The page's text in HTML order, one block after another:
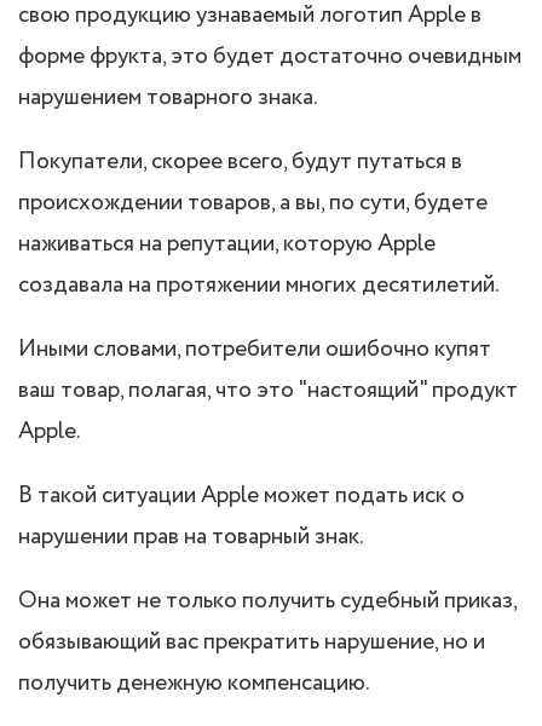
свою продукцию узнаваемый логотип Apple в
форме фрукта, это будет достаточно очевидным
нарушением товарного знака.
Покупатели, скорее всего, будут путаться в
происхождении товаров, а вы, по сути, будете
наживаться на репутации, которую Apple
создавала на протяжении многих десятилетий.
Иными словами, потребители ошибочно купят
ваш товар, полагая, что это "настоящий" продукт
Apple.
В такой ситуации Apple может подать иск о
нарушении прав на товарный знак.
Она может не только получить судебный приказ,
обязывающий вас прекратить нарушение, но и
получить денежную компенсацию.